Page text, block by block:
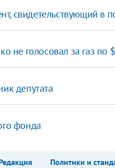
свидетельствующий в
не голосовал за газ по
депутата
фонда
Политики и